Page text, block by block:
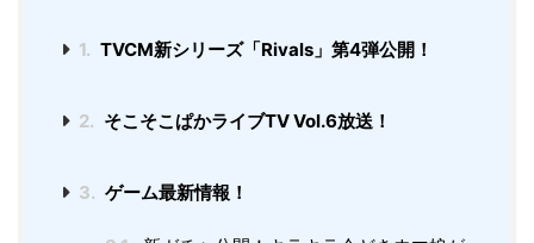
1. TVCM新シリーズ「Rivals」第4弾公開！
2. そこそこぱかライブTV Vol.6放送！
3. ゲーム最新情報！